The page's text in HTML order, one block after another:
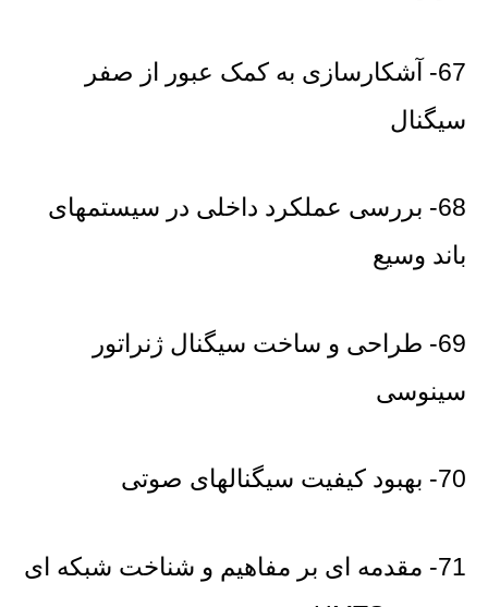
67- آشکارسازی به کمک عبور از صفر
سیگنال
68- بررسی عملکرد داخلی در سیستمهای
باند وسیع
69- طراحی و ساخت سیگنال ژنراتور
سینوسی
70- بهبود کیفیت سیگنالهای صوتی
71- مقدمه ای بر مفاهیم و شناخت شبکه ای